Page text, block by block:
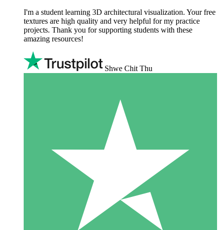
I'm a student learning 3D architectural visualization. Your free
textures are high quality and very helpful for my practice
projects. Thank you for supporting students with these
amazing resources!
Shwe Chit Thu